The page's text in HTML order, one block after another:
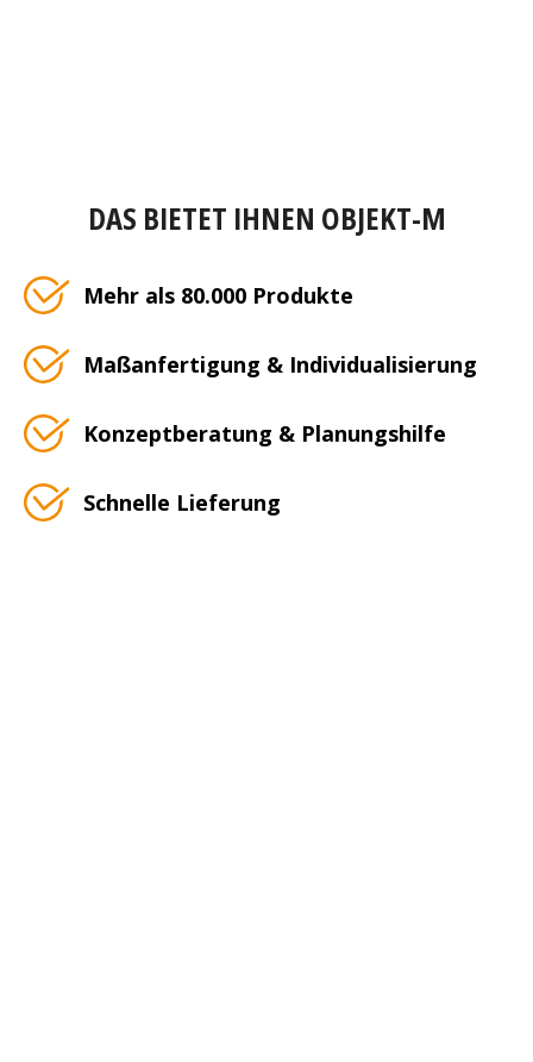
DAS BIETET IHNEN OBJEKT-M
Mehr als 80.000 Produkte
Maßanfertigung & Individualisierung
Konzeptberatung & Planungshilfe
Schnelle Lieferung